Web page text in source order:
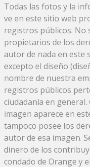
Todas las fotos y la
ve en este sitio web
registros públicos. No
propietarios de los
autor de nada en este
excepto el diseño
nombre de nuestra
registros públicos
ciudadanía en general.
imagen aparece en
tampoco posee los
autor de esa imagen.
dinero de los
condado de Orange y